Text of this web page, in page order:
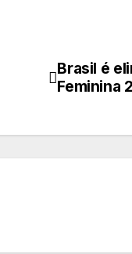
Brasil é
Feminina